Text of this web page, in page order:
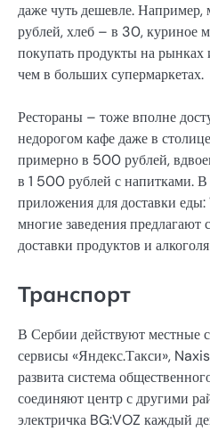
даже чуть дешевле. Например,
рублей, хлеб – в 30, куриное
покупать продукты на рынках
чем в больших супермаркетах.
Рестораны – тоже вполне
недорогом кафе даже в
примерно в 500 рублей,
в 1 500 рублей с напитками.
приложения для доставки
многие заведения предлагают
доставки продуктов и
Транспорт
В Сербии действуют местные
сервисы «Яндекс.Такси»,
развита система
соединяют центр с другими
электричка BG:VOZ каждый